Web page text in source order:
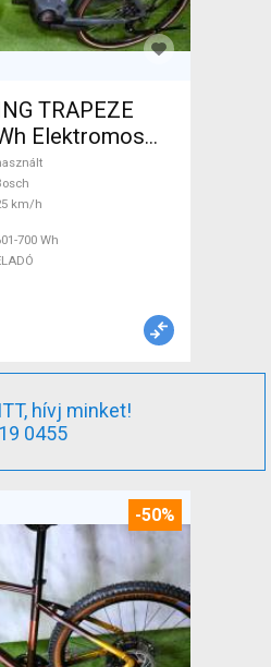
TRAPEZE
Elektromos
25 km/h
Wh használt
km/h
700 Wh
hívj minket!
0455
-50%